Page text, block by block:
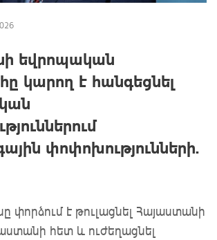
եվրոպական
կարող է հանգեցնել
փոփոխությունների.
փորձում է թուլացնել Հայաստանի
հետ և ուժեղացնել